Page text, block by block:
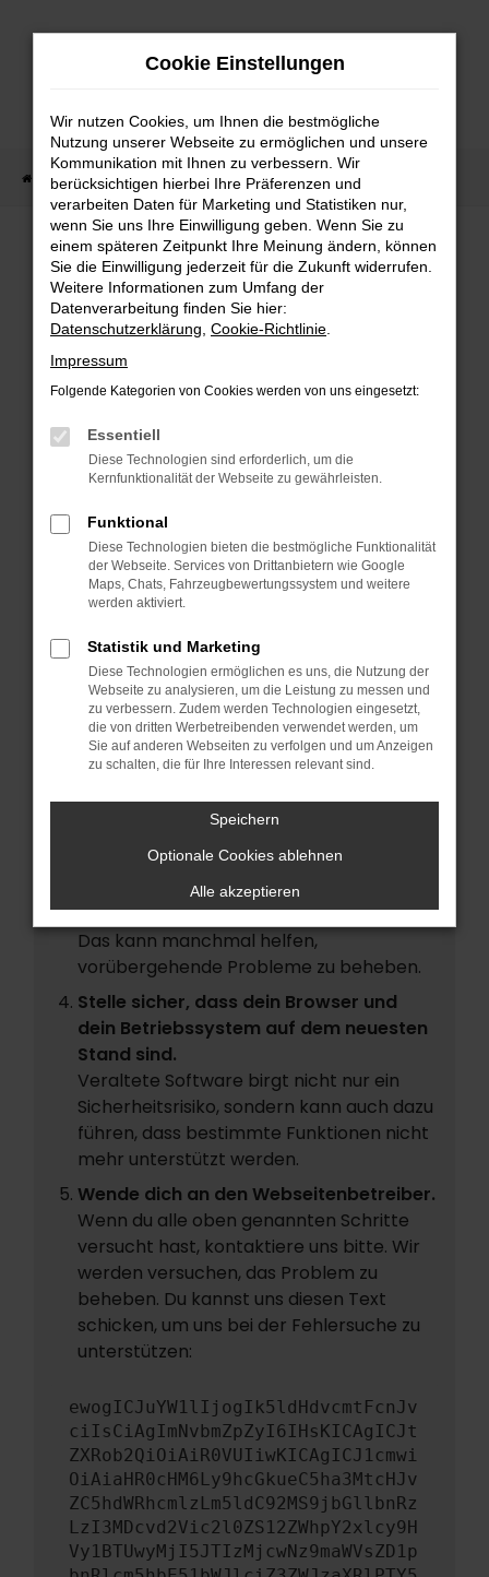
Zum
Startseite Fahrzeug Showroom Fahrzeugbestand
FAHRZEUGBESTAND
Bei Neuwagen Autoland finden Sie eine große
Auswahl an Marken und Modellen.
FEHLER: NETWORK
ERROR
Beim Laden ist ein Fehler aufgetreten.
Hier sind ein paar Tipps, die dir helfen
können:
Überprüfe deine Firewall und deine
Internetverbindung.
Laden andere Webseiten, zum Beispiel
deine Suchmaschine?
Prüfe deine Browsererweiterungen.
Manche Erweiterungen, wie
Werbeblocker, können das Laden
bestimmter Seiten verhindern.
Funktioniert die Seite in einem anderen
Browser oder in einem privaten Fenster?
Starte dein Gerät neu.
Das kann manchmal helfen,
vorübergehende Probleme zu beheben.
Stelle sicher, dass dein Browser und
dein Betriebssystem auf dem neuesten
Stand sind.
Veraltete Software birgt nicht nur ein
Sicherheitsrisiko, sondern kann auch dazu
führen, dass bestimmte Funktionen nicht
mehr unterstützt werden.
Wende dich an den Webseitenbetreiber.
Wenn du alle oben genannten Schritte
versucht hast, kontaktiere uns bitte. Wir
werden versuchen, das Problem zu
beheben. Du kannst uns diesen Text
schicken, um uns bei der Fehlersuche zu
unterstützen:
ewogICJuYW1lIjogIk5ldHdvcmtFcnJv
ciIsCiAgImNvbmZpZyI6IHsKICAgICJt
ZXRob2QiOiAiR0VUIiwKICAgICJ1cmwi
OiAiaHR0cHM6Ly9hcGkueC5ha3MtcHJv
ZC5hdWRhcmlzLm5ldC92MS9jbGllbnRz
LzI3MDcvd2Vic2l0ZS12ZWhpY2xlcy9H
Vy1BTUwyMjI5JTIzMjcwNz9maWVsZD1p
Cookie Einstellungen
Wir nutzen Cookies, um Ihnen die bestmögliche
Nutzung unserer Webseite zu ermöglichen und unsere
Kommunikation mit Ihnen zu verbessern. Wir
berücksichtigen hierbei Ihre Präferenzen und
verarbeiten Daten für Marketing und Statistiken nur,
wenn Sie uns Ihre Einwilligung geben. Wenn Sie zu
einem späteren Zeitpunkt Ihre Meinung ändern, können
Sie die Einwilligung jederzeit für die Zukunft widerrufen.
Weitere Informationen zum Umfang der
Datenverarbeitung finden Sie hier:
Datenschutzerklärung Cookie-Richtlinie
Impressum
Folgende Kategorien von Cookies werden von uns eingesetzt:
Essentiell
Diese Technologien sind erforderlich, um die
Kernfunktionalität der Webseite zu gewährleisten.
Funktional
Diese Technologien bieten die bestmögliche Funktionalität
der Webseite. Services von Drittanbietern wie Google
Maps, Chats, Fahrzeugbewertungssystem und weitere
werden aktiviert.
Statistik und Marketing
Diese Technologien ermöglichen es uns, die Nutzung der
Webseite zu analysieren, um die Leistung zu messen und
zu verbessern. Zudem werden Technologien eingesetzt,
die von dritten Werbetreibenden verwendet werden, um
Sie auf anderen Webseiten zu verfolgen und um Anzeigen
zu schalten, die für Ihre Interessen relevant sind.
Speichern
Optionale Cookies ablehnen
Alle akzeptieren